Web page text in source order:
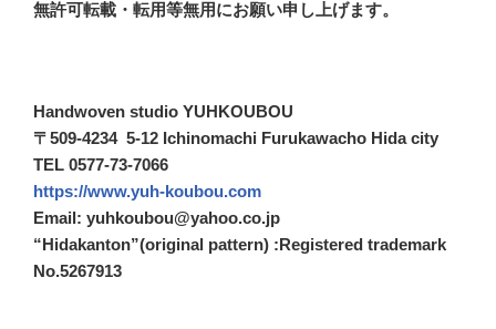
無許可転載・転用等無用にお願い申し上げます。
Handwoven studio YUHKOUBOU
〒509-4234 5-12 Ichinomachi Furukawacho Hida city
TEL 0577-73-7066
https://www.yuh-koubou.com
Email: yuhkoubou@yahoo.co.jp
“Hidakanton”(original pattern) :Registered trademark
No.5267913